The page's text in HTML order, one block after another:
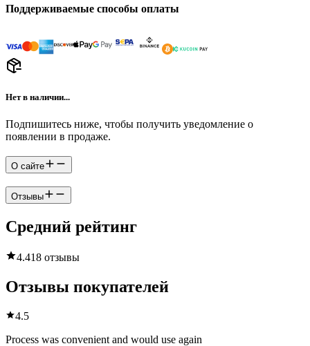
Поддерживаемые способы оплаты
Нет в наличии...
Подпишитесь ниже, чтобы получить уведомление о
появлении в продаже.
О сайте
Отзывы
Средний рейтинг
4.418 отзывы
Отзывы покупателей
4.5
Process was convenient and would use again